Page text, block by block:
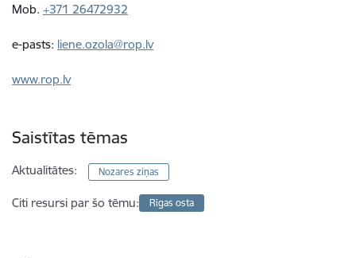
Mob. +371 26472932
e-pasts: liene.ozola@rop.lv
www.rop.lv
Saistītas tēmas
Aktualitātes: Nozares ziņas
Citi resursi par šo tēmu: Rīgas osta